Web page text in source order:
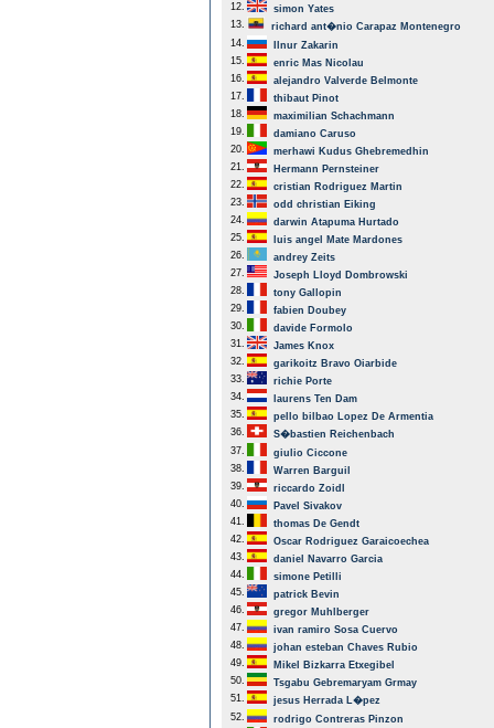
12.
simon Yates
13.
richard ant�nio Carapaz Montenegro
14.
Ilnur Zakarin
15.
enric Mas Nicolau
16.
alejandro Valverde Belmonte
17.
thibaut Pinot
18.
maximilian Schachmann
19.
damiano Caruso
20.
merhawi Kudus Ghebremedhin
21.
Hermann Pernsteiner
22.
cristian Rodriguez Martin
23.
odd christian Eiking
24.
darwin Atapuma Hurtado
25.
luis angel Mate Mardones
26.
andrey Zeits
27.
Joseph Lloyd Dombrowski
28.
tony Gallopin
29.
fabien Doubey
30.
davide Formolo
31.
James Knox
32.
garikoitz Bravo Oiarbide
33.
richie Porte
34.
laurens Ten Dam
35.
pello bilbao Lopez De Armentia
36.
S�bastien Reichenbach
37.
giulio Ciccone
38.
Warren Barguil
39.
riccardo Zoidl
40.
Pavel Sivakov
41.
thomas De Gendt
42.
Oscar Rodriguez Garaicoechea
43.
daniel Navarro Garcia
44.
simone Petilli
45.
patrick Bevin
46.
gregor Muhlberger
47.
ivan ramiro Sosa Cuervo
48.
johan esteban Chaves Rubio
49.
Mikel Bizkarra Etxegibel
50.
Tsgabu Gebremaryam Grmay
51.
jesus Herrada L�pez
52.
rodrigo Contreras Pinzon